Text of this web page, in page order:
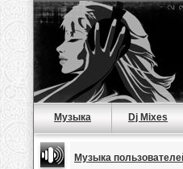
Музыка Dj Mixes
Музыка